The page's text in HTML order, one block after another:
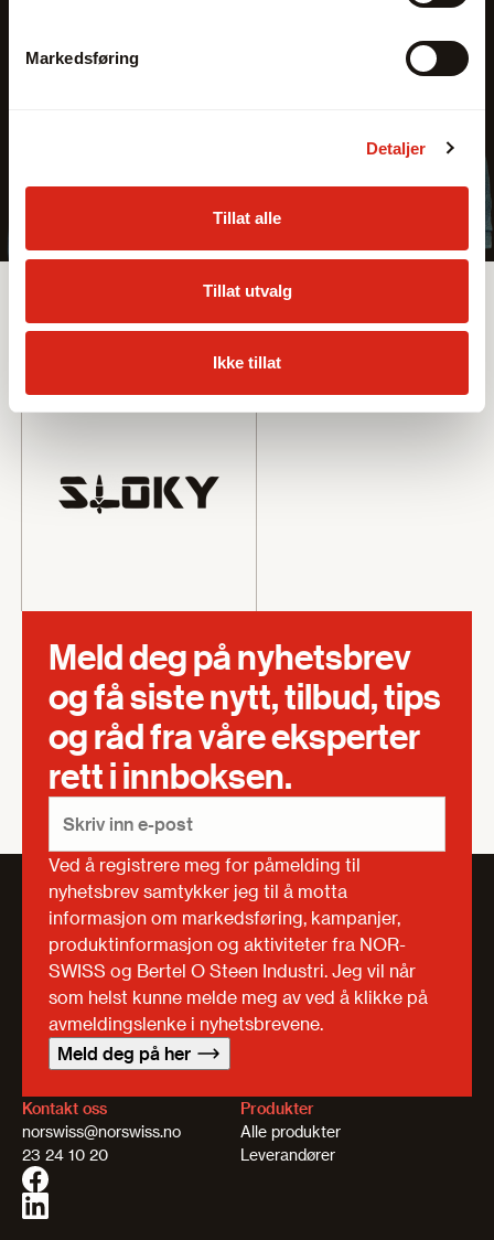
Markedsføring
Detaljer
Tillat alle
Tillat utvalg
Ikke tillat
Leverandører
Meld deg på nyhetsbrev
og få siste nytt, tilbud, tips
og råd fra våre eksperter
rett i innboksen.
Ved å registrere meg for påmelding til
nyhetsbrev samtykker jeg til å motta
informasjon om markedsføring, kampanjer,
produktinformasjon og aktiviteter fra NOR-
SWISS og Bertel O Steen Industri. Jeg vil når
som helst kunne melde meg av ved å klikke på
avmeldingslenke i nyhetsbrevene.
Meld deg på her
Kontakt oss
norswiss@norswiss.no
23 24 10 20
Produkter
Alle produkter
Leverandører